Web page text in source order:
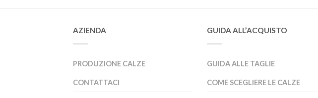
AZIENDA
PRODUZIONE CALZE
CONTATTACI
GUIDA ALL’ACQUISTO
GUIDA ALLE TAGLIE
COME SCEGLIERE LE CALZE